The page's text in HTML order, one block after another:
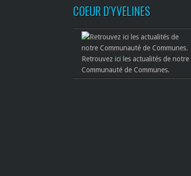
COEUR D'YVELINES
Retrouvez ici les actualités de notre
Communauté de Communes.